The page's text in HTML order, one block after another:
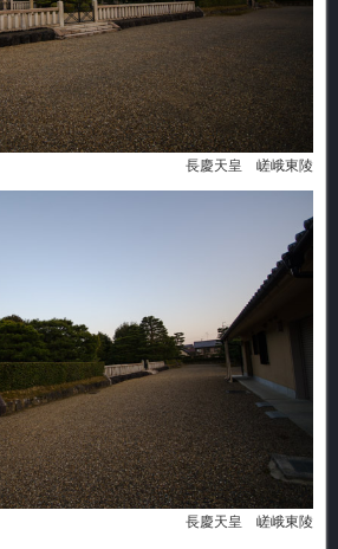
長慶天皇 嵯峨東陵
長慶天皇 嵯峨東陵